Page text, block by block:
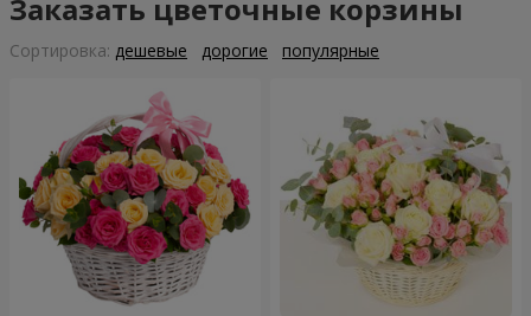
Заказать цветочные корзины
Cортировка: дешевые дорогие популярные